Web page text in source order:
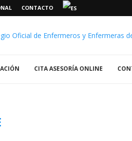
CONTACTO
CITA ASESORÍA ONLINE